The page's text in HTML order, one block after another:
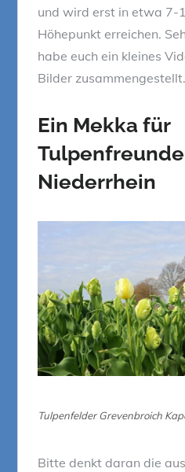
und wird erst in etwa 7-
Höhepunkt erreichen.
habe euch ein kleines
Bilder zusammengestellt.
Ein Mekka für
Tulpenfreunde
Niederrhein
Tulpenfelder Grevenbroich
Bitte denkt daran die